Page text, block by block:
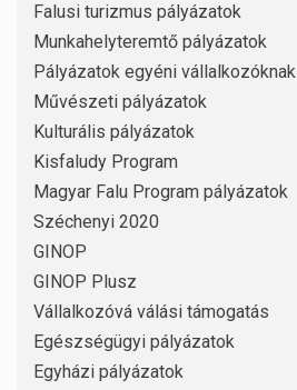
Falusi turizmus pályázatok
Munkahelyteremtő pályázatok
Pályázatok egyéni vállalkozóknak
Művészeti pályázatok
Kulturális pályázatok
Kisfaludy Program
Magyar Falu Program pályázatok
Széchenyi 2020
GINOP
GINOP Plusz
Vállalkozóvá válási támogatás
Egészségügyi pályázatok
Egyházi pályázatok